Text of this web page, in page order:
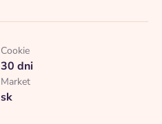
Cookie
30 dni
Market
sk